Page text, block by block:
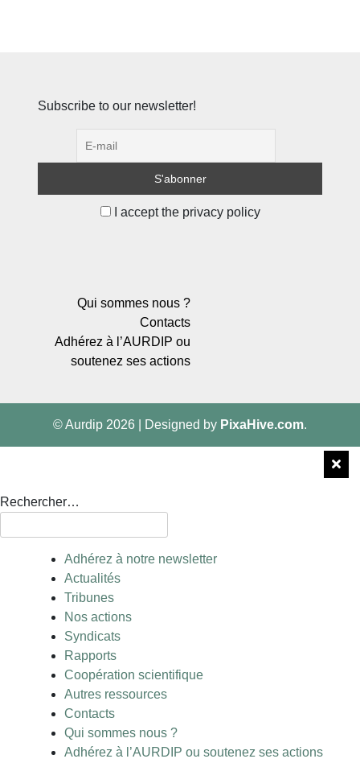
Subscribe to our newsletter!
I accept the privacy policy
Qui sommes nous ?
Contacts
Adhérez à l’AURDIP ou
soutenez ses actions
© Aurdip 2026 Designed by PixaHive.com.
Rechercher…
Adhérez à notre newsletter
Actualités
Tribunes
Nos actions
Syndicats
Rapports
Coopération scientifique
Autres ressources
Contacts
Qui sommes nous ?
Adhérez à l’AURDIP ou soutenez ses actions